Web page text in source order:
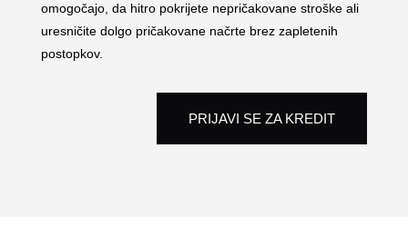
omogočajo, da hitro pokrijete nepričakovane stroške ali
uresničite dolgo pričakovane načrte brez zapletenih
postopkov.
PRIJAVI SE ZA KREDIT